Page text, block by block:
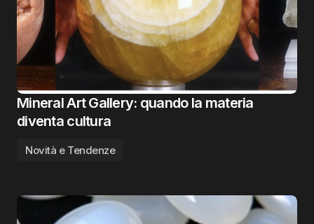
Mineral Art Gallery: quando la materia
diventa cultura
Novità e Tendenze